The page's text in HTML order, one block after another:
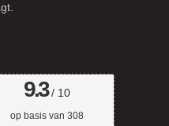
9.3/ 10
op basis van 308